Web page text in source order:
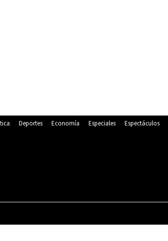
Deportes Economía Especiales Espectáculos